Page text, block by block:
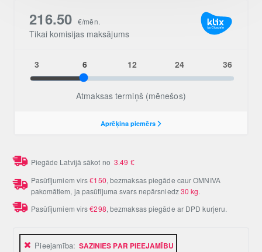
Pieejamība: SAZINIES PAR PIEEJAMĪBU
Piegāde Latvijā sākot no3.49 €
Pasūtījumiem virs€150, bezmaksas piegāde caur OMNIVA
pakomātiem, ja pasūtījuma svars nepārsniedz30 kg.
Pasūtījumiem virs€298, bezmaksas piegāde ar DPD kurjeru.